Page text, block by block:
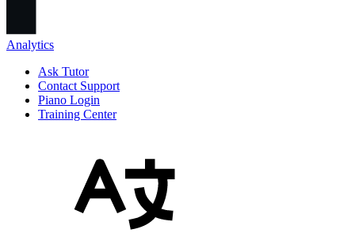
Analytics
Ask Tutor
Contact Support
Piano Login
Training Center